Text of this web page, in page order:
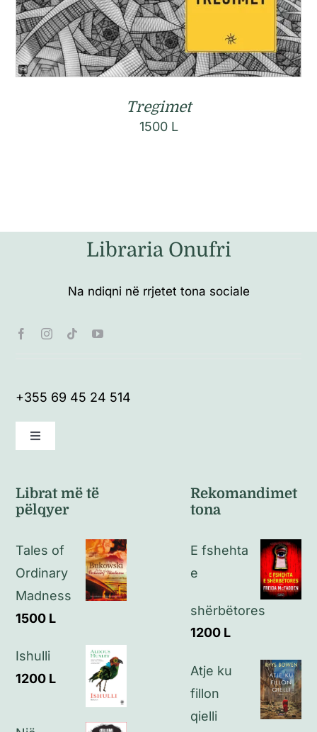
Tregimet
1500 L
Libraria Onufri
Na ndiqni në rrjetet tona sociale
+355 69 45 24 514
Toggle
Politikat e kthimeve
Politikat e privatësisë
Kontakt
Librat më të
pëlqyer
Tales of
Ordinary
Madness
1500 L
Ishulli
1200 L
Rekomandimet
tona
E fshehta
e
shërbëtores
1200 L
Atje ku
fillon
qielli